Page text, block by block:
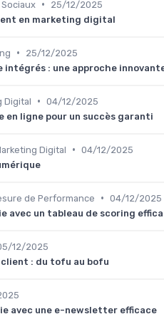
•
25/12/2025
en marketing digital
•
25/12/2025
intégrés : une approche
Digital • 04/12/2025
en ligne pour un succès garanti
Digital • 04/12/2025
de Performance • 04/12/2025
avec un tableau de scoring
12/2025
: du tofu au bofu
avec une e-newsletter efficace